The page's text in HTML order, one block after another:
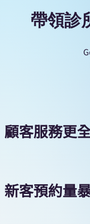
帶領診
顧客服務更
新客預約量